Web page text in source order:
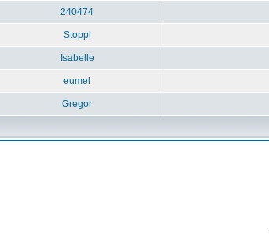
240474
Stoppi
Isabelle
eumel
Gregor